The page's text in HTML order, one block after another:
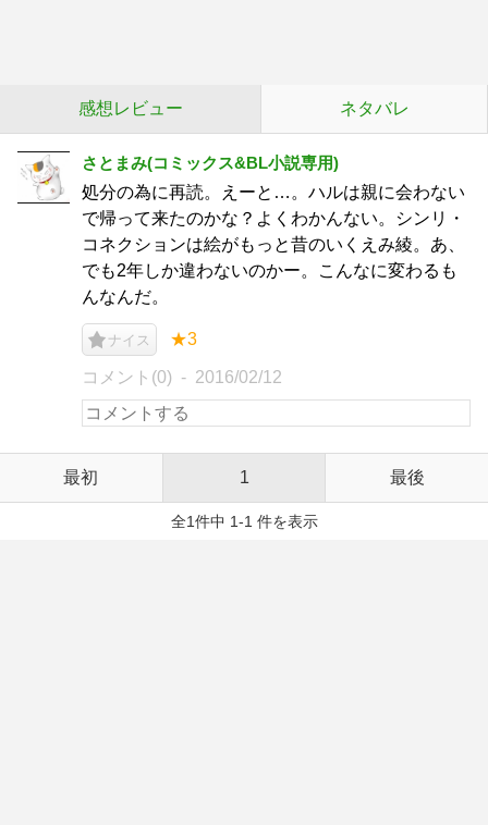
感想レビュー ネタバレ
さとまみ(コミックス&BL小説専用)
処分の為に再読。えーと…。ハルは親に会わない
で帰って来たのかな？よくわかんない。シンリ・
コネクションは絵がもっと昔のいくえみ綾。あ、
でも2年しか違わないのかー。こんなに変わるも
んなんだ。
ナイス ★3
コメント(0) 2016/02/12
最初 1 最後
全1件中 1-1 件を表示